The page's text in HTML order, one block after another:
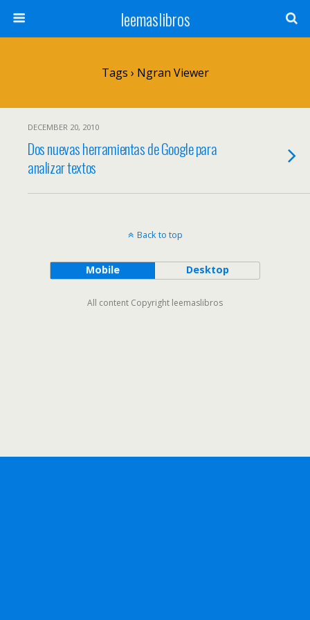
leemaslibros
Tags › Ngran Viewer
DECEMBER 20, 2010
Dos nuevas herramientas de Google para
analizar textos
Back to top
Mobile Desktop
All content Copyright leemaslibros